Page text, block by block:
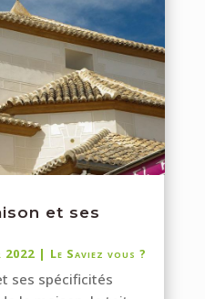
et ses
2022 | Le Saviez vous ?
ses spécificités